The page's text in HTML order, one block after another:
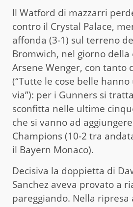
Il Watford di mazzarri
contro il Crystal Palace,
affonda (3-1) sul terreno
Bromwich, nel giorno della
Arsene Wenger, con tanto
(“Tutte le cose belle
via”): per i Gunners si
sconfitta nelle ultime
che si vanno ad
Champions (10-2 tra
il Bayern Monaco).
Decisiva la doppietta di
Sanchez aveva provato a
pareggiando. Nella ripresa